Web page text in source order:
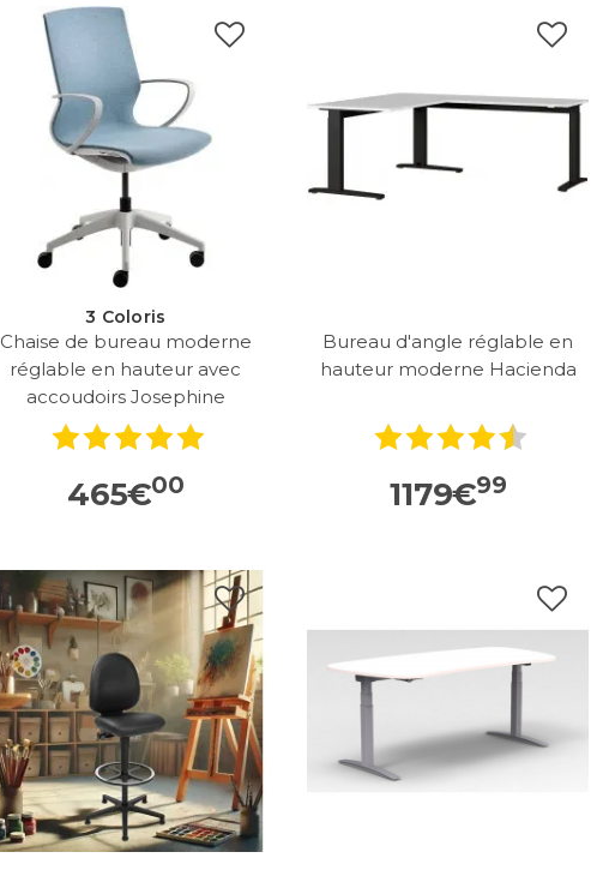
3 Coloris
Chaise de bureau moderne
réglable en hauteur avec
accoudoirs Josephine
465€00
Bureau d'angle réglable en
hauteur moderne Hacienda
1179€99